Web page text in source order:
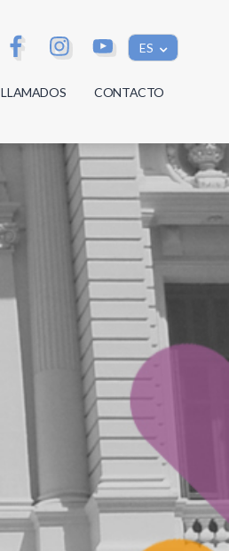
ES
LLAMADOS CONTACTO